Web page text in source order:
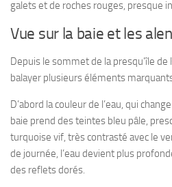
galets et de roches rouges, presque
Vue sur la baie et les
Depuis le sommet de la presqu’île
balayer plusieurs éléments
D’abord la couleur de l’eau, qui
baie prend des teintes bleu pâle,
turquoise vif, très contrasté avec le
de journée, l’eau devient plus
des reflets dorés.